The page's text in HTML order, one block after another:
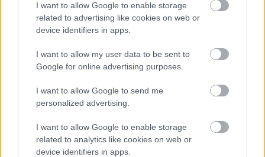
I want to allow Google to enable storage
related to advertising like cookies on web or
device identifiers in apps.
I want to allow my user data to be sent to
Google for online advertising purposes.
I want to allow Google to send me
personalized advertising.
I want to allow Google to enable storage
related to analytics like cookies on web or
device identifiers in apps.
Túlfogyasztás napja - július 30-ra
felhasználta az emberiség a Föld egész
évre elegendő erőforrásait
BEINDULT AZ ŐSZIBARACKSZEZON,
SZEPTEMBERIG ÉLVEZHETJÜK